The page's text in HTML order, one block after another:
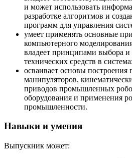
и может использовать
разработке алгоритмов и
программ для управления
умеет применять основные
компьютерного
владеет принципами выбора и
технических средств в
осваивает основы
манипуляторов,
приводов промышленных
оборудования и применения
промышленности.
Навыки и умения
Выпускник может: